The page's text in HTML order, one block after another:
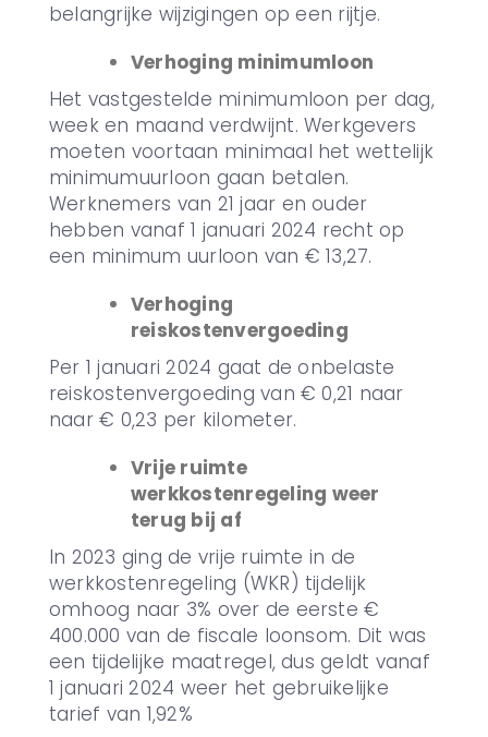
belangrijke wijzigingen op een rijtje.
Verhoging minimumloon
Het vastgestelde minimumloon per dag,
week en maand verdwijnt. Werkgevers
moeten voortaan minimaal het wettelijk
minimumuurloon gaan betalen.
Werknemers van 21 jaar en ouder
hebben vanaf 1 januari 2024 recht op
een minimum uurloon van € 13,27.
Verhoging
reiskostenvergoeding
Per 1 januari 2024 gaat de onbelaste
reiskostenvergoeding van € 0,21 naar
naar € 0,23 per kilometer.
Vrije ruimte
werkkostenregeling weer
terug bij af
In 2023 ging de vrije ruimte in de
werkkostenregeling (WKR) tijdelijk
omhoog naar 3% over de eerste €
400.000 van de fiscale loonsom. Dit was
een tijdelijke maatregel, dus geldt vanaf
1 januari 2024 weer het gebruikelijke
tarief van 1,92%